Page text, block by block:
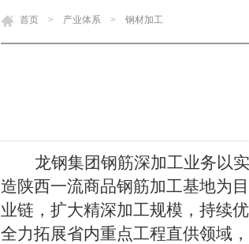
首页 > 产业体系 > 钢材加工
龙钢集团钢筋深加工业务以
造陕西一流商品钢筋加工基地为目
业链，扩大精深加工规模，持续
全力拓展省内重点工程直供领域